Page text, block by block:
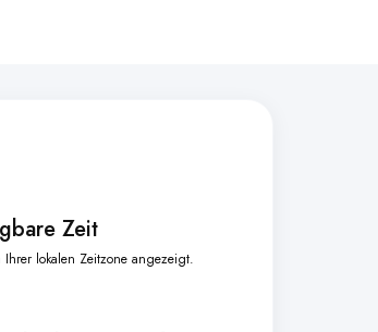
Zeit
lokalen Zeitzone angezeigt.